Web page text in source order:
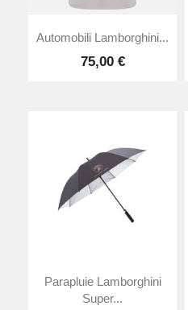
Automobili Lamborghini...
75,00 €
Parapluie Lamborghini
Super...